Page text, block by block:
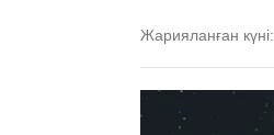
Жарияланған күні: